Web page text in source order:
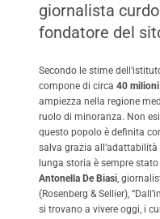
giornalista
fondatore del
Secondo le stime
compone di circa 40
ampiezza nella regione
ruolo di minoranza. Non
questo popolo è definita
salva grazia
lunga storia è sempre
Antonella De Biasi ,
(Rosenberg & Sellier) ,
si trovano a vivere oggi, i